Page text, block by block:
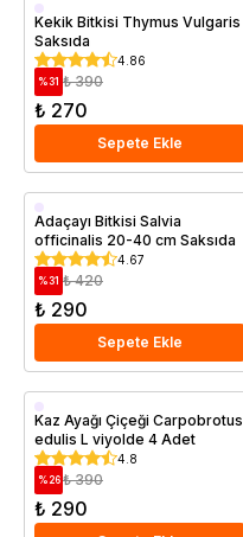
Saksıda
Kekik Bitkisi Thymus Vulgaris
Saksıda
4.86
%31 ₺ 390
₺ 270
Sepete Ekle
Saksıda
Adaçayı Bitkisi Salvia
officinalis 20-40 cm Saksıda
4.67
%31 ₺ 420
₺ 290
Sepete Ekle
Saksıda
Kaz Ayağı Çiçeği Carpobrotus
edulis L viyolde 4 Adet
4.8
%26 ₺ 390
₺ 290